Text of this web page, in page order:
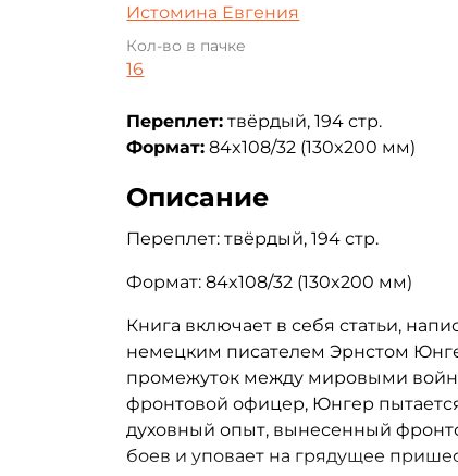
Истомина Евгения
Кол-во в пачке
16
Переплет: твёрдый, 194 стр.
Формат: 84x108/32 (130x200 мм)
Описание
Переплет: твёрдый, 194 стр.
Формат: 84x108/32 (130x200 мм)
Книга включает в себя статьи,
немецким писателем Эрнстом
промежуток между мировыми
фронтовой офицер, Юнгер
духовный опыт, вынесенный
боев и уповает на грядущее